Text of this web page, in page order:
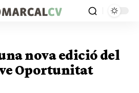
nova edició del
Oportunitat